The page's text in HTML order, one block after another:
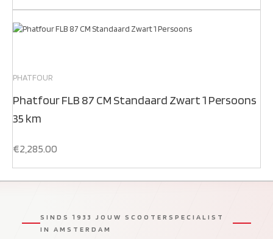
PHATFOUR
Phatfour FLB 87 CM Standaard Zwart 1 Persoons
35 km
€2,285.00
SINDS 1933 JOUW SCOOTERSPECIALIST
IN AMSTERDAM